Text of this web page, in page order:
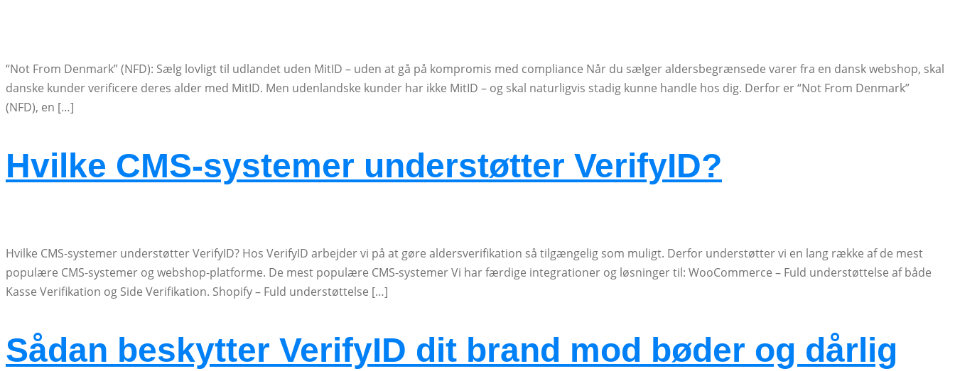
“Not From Denmark” (NFD): Sælg lovligt til udlandet uden MitID – uden at gå på kompromis med compliance Når du sælger aldersbegrænsede varer fra en dansk webshop, skal
danske kunder verificere deres alder med MitID. Men udenlandske kunder har ikke MitID – og skal naturligvis stadig kunne handle hos dig. Derfor er “Not From Denmark”
(NFD), en […]
Hvilke CMS-systemer understøtter VerifyID?
Hvilke CMS-systemer understøtter VerifyID? Hos VerifyID arbejder vi på at gøre aldersverifikation så tilgængelig som muligt. Derfor understøtter vi en lang række af de mest
populære CMS-systemer og webshop-platforme. De mest populære CMS-systemer Vi har færdige integrationer og løsninger til: WooCommerce – Fuld understøttelse af både
Kasse Verifikation og Side Verifikation. Shopify – Fuld understøttelse […]
Sådan beskytter VerifyID dit brand mod bøder og dårlig